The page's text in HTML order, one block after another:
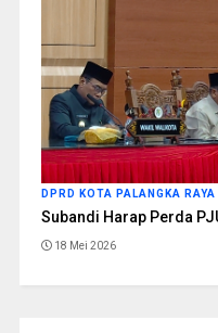
DPRD KOTA PALANGKA RAYA
Subandi Harap Perda
18 Mei 2026